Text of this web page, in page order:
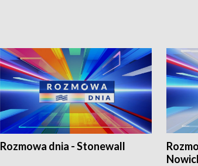
Rozmowa dnia - Stonewall